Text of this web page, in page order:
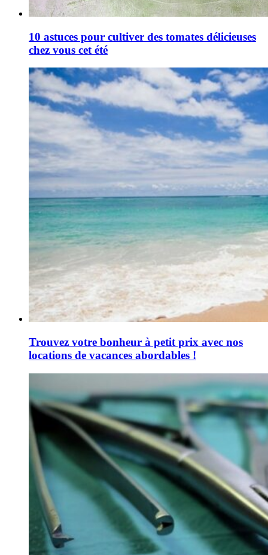
10 astuces pour cultiver des tomates délicieuses
chez vous cet été
Trouvez votre bonheur à petit prix avec nos
locations de vacances abordables !